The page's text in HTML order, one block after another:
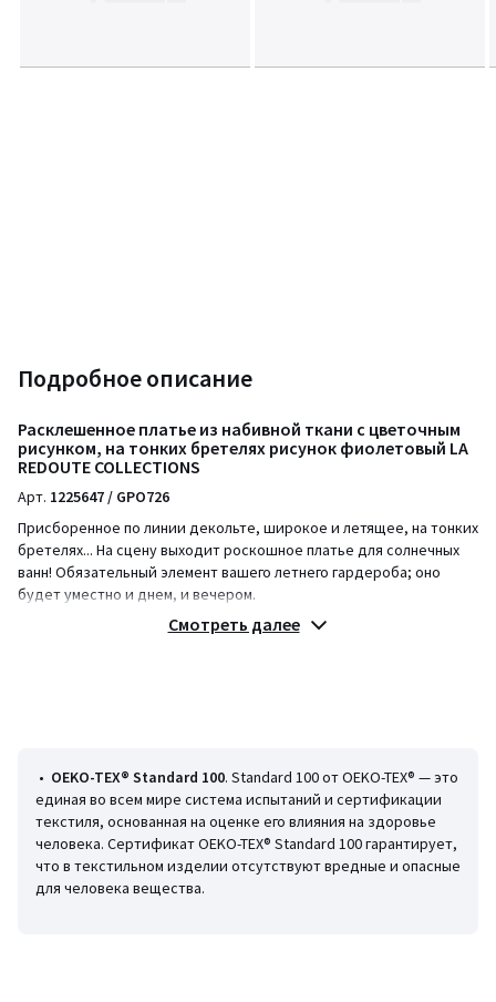
Подробное описание
Расклешенное платье из набивной ткани с цветочным
рисунком, на тонких бретелях рисунок фиолетовый LA
REDOUTE COLLECTIONS
Арт. 1225647 / GPO726
Присборенное по линии декольте, широкое и летящее, на тонких
бретелях... На сцену выходит роскошное платье для солнечных
ванн! Обязательный элемент вашего летнего гардероба; оно
будет уместно и днем, и вечером.
• Крой: расклешенный
Состав и уход
• 100% хлопок
• Машинная стирка при 30 °С на деликатном режиме
• Машинная сушка запрещена
• Гладить при низкой температуре, отбеливание запрещено
Смотреть далее
• OEKO-TEX® Standard 100. Standard 100 от OEKO-TEX® — это
единая во всем мире система испытаний и сертификации
текстиля, основанная на оценке его влияния на здоровье
человека. Сертификат OEKO-TEX® Standard 100 гарантирует,
что в текстильном изделии отсутствуют вредные и опасные
для человека вещества.